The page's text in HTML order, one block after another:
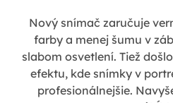
Nový snímač zaručuje
farby a menej šumu v
slabom osvetlení. Tiež
efektu, kde snímky v
profesionálnejšie.